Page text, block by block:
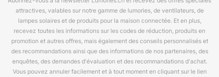
attractives, valables sur notre gamme de lumories, de ventilateurs, de
lampes solaires et de produits pour la maison connectée. Et en plus,
recevez toutes les informations sur les codes de réduction, produits en
promotion et autres offres, mais également des conseils personnalisés et
des recommandations ainsi que des informations de nos partenaires, des
enquêtes, des demandes d'évaluation et des recommandations d'achat.
Vous pouvez annuler facilement et à tout moment en cliquant sur le lien